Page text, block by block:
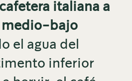
italiana a
medio-bajo
el agua del
inferior